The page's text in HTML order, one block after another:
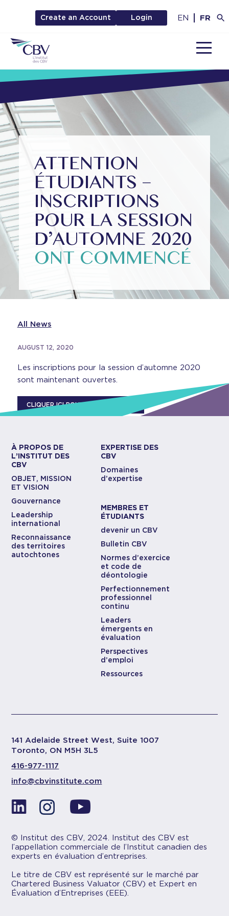
Create an Account Login EN FR
ATTENTION
ÉTUDIANTS –
INSCRIPTIONS
POUR LA SESSION
D’AUTOMNE 2020
ONT COMMENCÉ
All News
AUGUST 12, 2020
Les inscriptions pour la session d’automne 2020
sont maintenant ouvertes.
CLIQUER ICI POUR VOUS INSCRIRE
À PROPOS DE
L’INSTITUT DES
CBV
OBJET, MISSION
ET VISION
Gouvernance
Leadership
international
Reconnaissance
des territoires
autochtones
EXPERTISE DES
CBV
Domaines
d’expertise
MEMBRES ET
ÉTUDIANTS
devenir un CBV
Bulletin CBV
Normes d’exercice
et code de
déontologie
Perfectionnement
professionnel
continu
Leaders
émergents en
évaluation
Perspectives
d’emploi
Ressources
141 Adelaide Street West, Suite 1007
Toronto, ON M5H 3L5
416-977-1117
info@cbvinstitute.com
© Institut des CBV, 2024. Institut des CBV est
l’appellation commerciale de l’Institut canadien des
experts en évaluation d’entreprises.
Le titre de CBV est représenté sur le marché par
Chartered Business Valuator (CBV) et Expert en
Évaluation d’Entreprises (EEE).